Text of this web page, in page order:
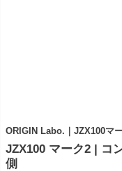
ORIGIN Labo.｜JZX100マ
JZX100 マーク2 | コ
側